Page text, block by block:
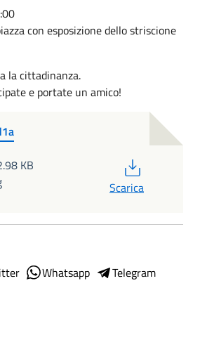
con esposizione dello striscione
la cittadinanza.
e portate un amico!
KB
Scarica
Whatsapp
Telegram